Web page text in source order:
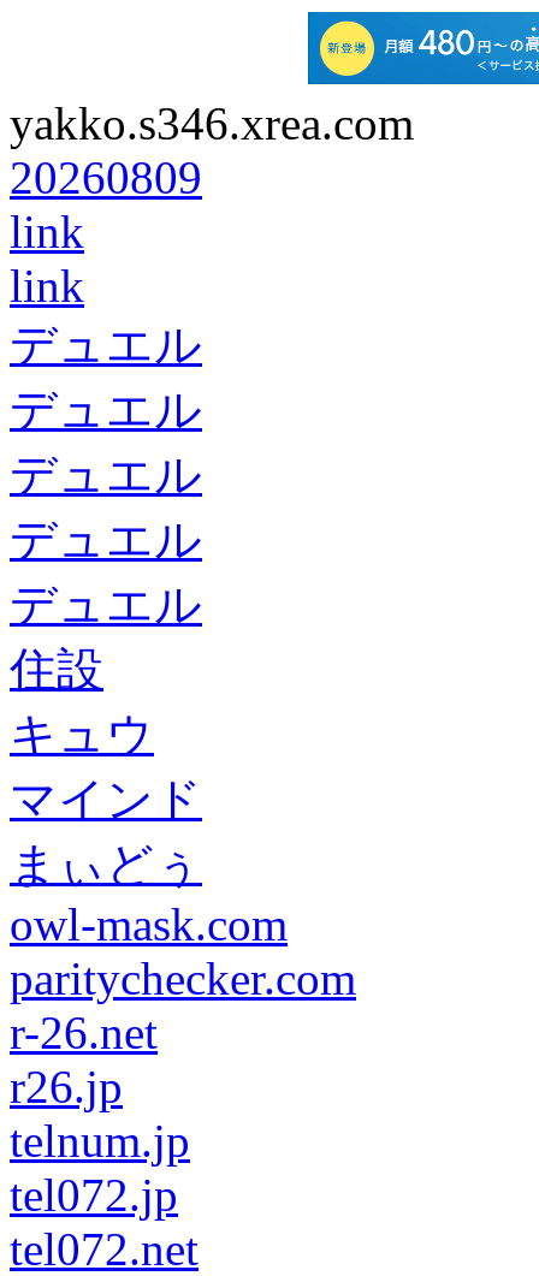
yakko.s346.xrea.com
20260809
link
link
デュエル
デュエル
デュエル
デュエル
デュエル
住設
キュウ
マインド
まぃどぅ
owl-mask.com
paritychecker.com
r-26.net
r26.jp
telnum.jp
tel072.jp
tel072.net